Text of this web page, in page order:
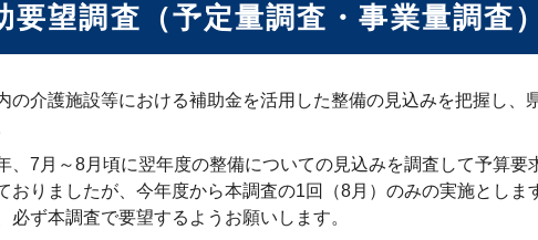
要望調査（予定量調査・事業量調査
の介護施設等における補助金を活用した整備の見込みを把握し、
、7月～8月頃に翌年度の整備についての見込みを調査して予算
おりましたが、今年度から本調査の1回（8月）のみの実施とし
必ず本調査で要望するようお願いします。